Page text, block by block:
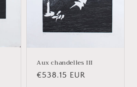
Aux chandelles III
Prix
€538.15 EUR